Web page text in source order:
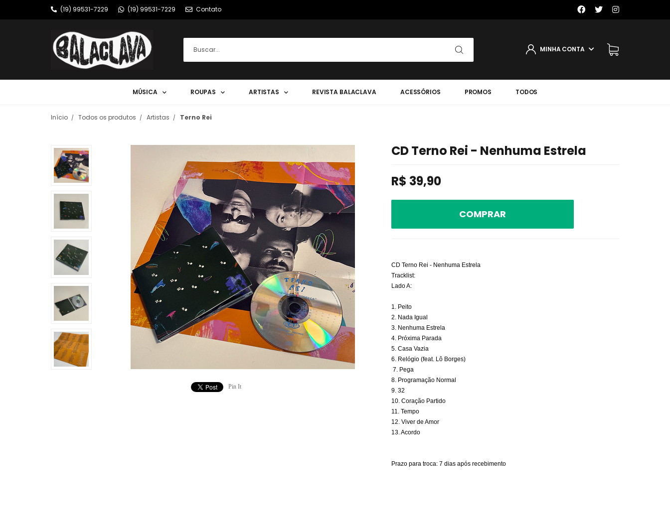
(19) 99531-7229 (19) 99531-7229 Contato
MINHA CONTA
MÚSICA ROUPAS ARTISTAS REVISTA BALACLAVA ACESSÓRIOS PROMOS TODOS
Início Todos os produtos Artistas Terno Rei
Pin It
CD Terno Rei - Nenhuma Estrela
R$ 39,90
COMPRAR
CD Terno Rei - Nenhuma Estrela
Tracklist:
Lado A:
1. Peito
2. Nada Igual
3. Nenhuma Estrela
4. Próxima Parada
5. Casa Vazia
6. Relógio (feat. Lô Borges)
7. Pega
8. Programação Normal
9. 32
10. Coração Partido
11. Tempo
12. Viver de Amor
13. Acordo
Prazo para troca: 7 dias após recebimento